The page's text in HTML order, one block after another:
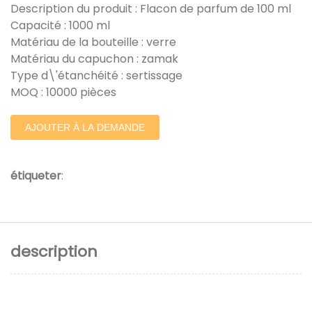
Description du produit : Flacon de parfum de 100 ml
Capacité : 1000 ml
Matériau de la bouteille : verre
Matériau du capuchon : zamak
Type d\'étanchéité : sertissage
MOQ : 10000 pièces
AJOUTER À LA DEMANDE
étiqueter:
description